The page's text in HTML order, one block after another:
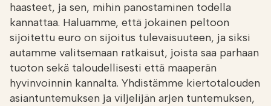
haasteet, ja sen, mihin panostaminen todella
kannattaa. Haluamme, että jokainen peltoon
sijoitettu euro on sijoitus tulevaisuuteen, ja siksi
autamme valitsemaan ratkaisut, joista saa parhaan
tuoton sekä taloudellisesti että maaperän
hyvinvoinnin kannalta. Yhdistämme kiertotalouden
asiantuntemuksen ja viljelijän arjen tuntemuksen,